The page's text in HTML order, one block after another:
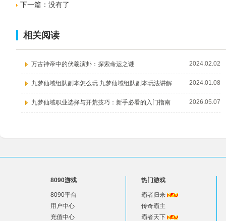
下一篇：没有了
相关阅读
万古神帝中的伏羲演卦：探索命运之谜 2024.02.02
九梦仙域组队副本怎么玩 九梦仙域组队副本玩法讲解 2024.01.08
九梦仙域职业选择与开荒技巧：新手必看的入门指南 2026.05.07
8090游戏
8090平台
用户中心
充值中心
热门游戏
霸者归来
传奇霸主
霸者天下